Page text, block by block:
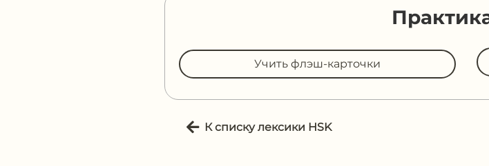
Учить флэш-карточки
К списку лексики HSK